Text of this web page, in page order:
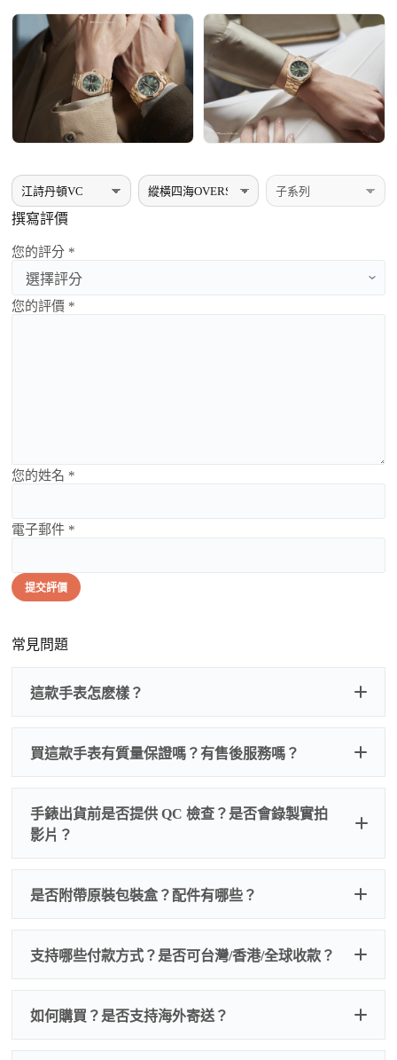
撰寫評價
您的評分 *
您的評價 *
您的姓名 *
電子郵件 *
提交評價
常見問題
這款手表怎麽樣？
買這款手表有質量保證嗎？有售後服務嗎？
為事故，免費維修三年
人為事故我們只收更換配件
手錶出貨前是否提供 QC 檢查？是否會錄製實拍
影片？
質檢查
度、錶帶等部位是否完好無瑕、貼合緊密。
是否附帶原裝包裝盒？配件有哪些？
我們默認會提供普通盒子，如果需要原裝盒子可
以找我們搭配，選擇原裝盒子附屬配件：原裝盒
如是鋼帶手錶會贈送拆錶帶工具。
支持哪些付款方式？是否可台灣/香港/全球收款？
如何購買？是否支持海外寄送？